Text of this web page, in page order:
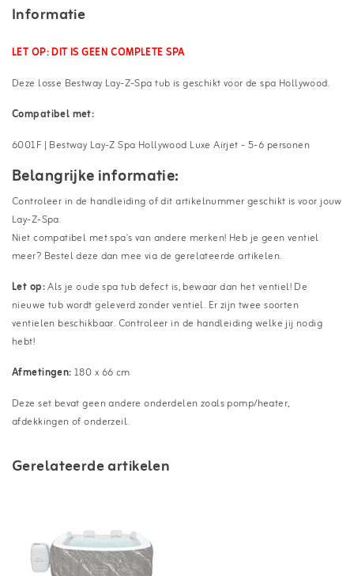
Informatie
LET OP: DIT IS GEEN COMPLETE SPA
Deze losse Bestway Lay-Z-Spa tub is geschikt voor de spa Hollywood.
Compatibel met:
6001F | Bestway Lay-Z Spa Hollywood Luxe Airjet - 5-6 personen
Belangrijke informatie:
Controleer in de handleiding of dit artikelnummer geschikt is voor jouw
Lay-Z-Spa.
Niet compatibel met spa's van andere merken! Heb je geen ventiel
meer? Bestel deze dan mee via de gerelateerde artikelen.
Let op:Als je oude spa tub defect is, bewaar dan het ventiel! De
nieuwe tub wordt geleverd zonder ventiel. Er zijn twee soorten
ventielen beschikbaar. Controleer in de handleiding welke jij nodig
hebt!
Afmetingen:180 x 66 cm
Deze set bevat geen andere onderdelen zoals pomp/heater,
afdekkingen of onderzeil.
Gerelateerde artikelen